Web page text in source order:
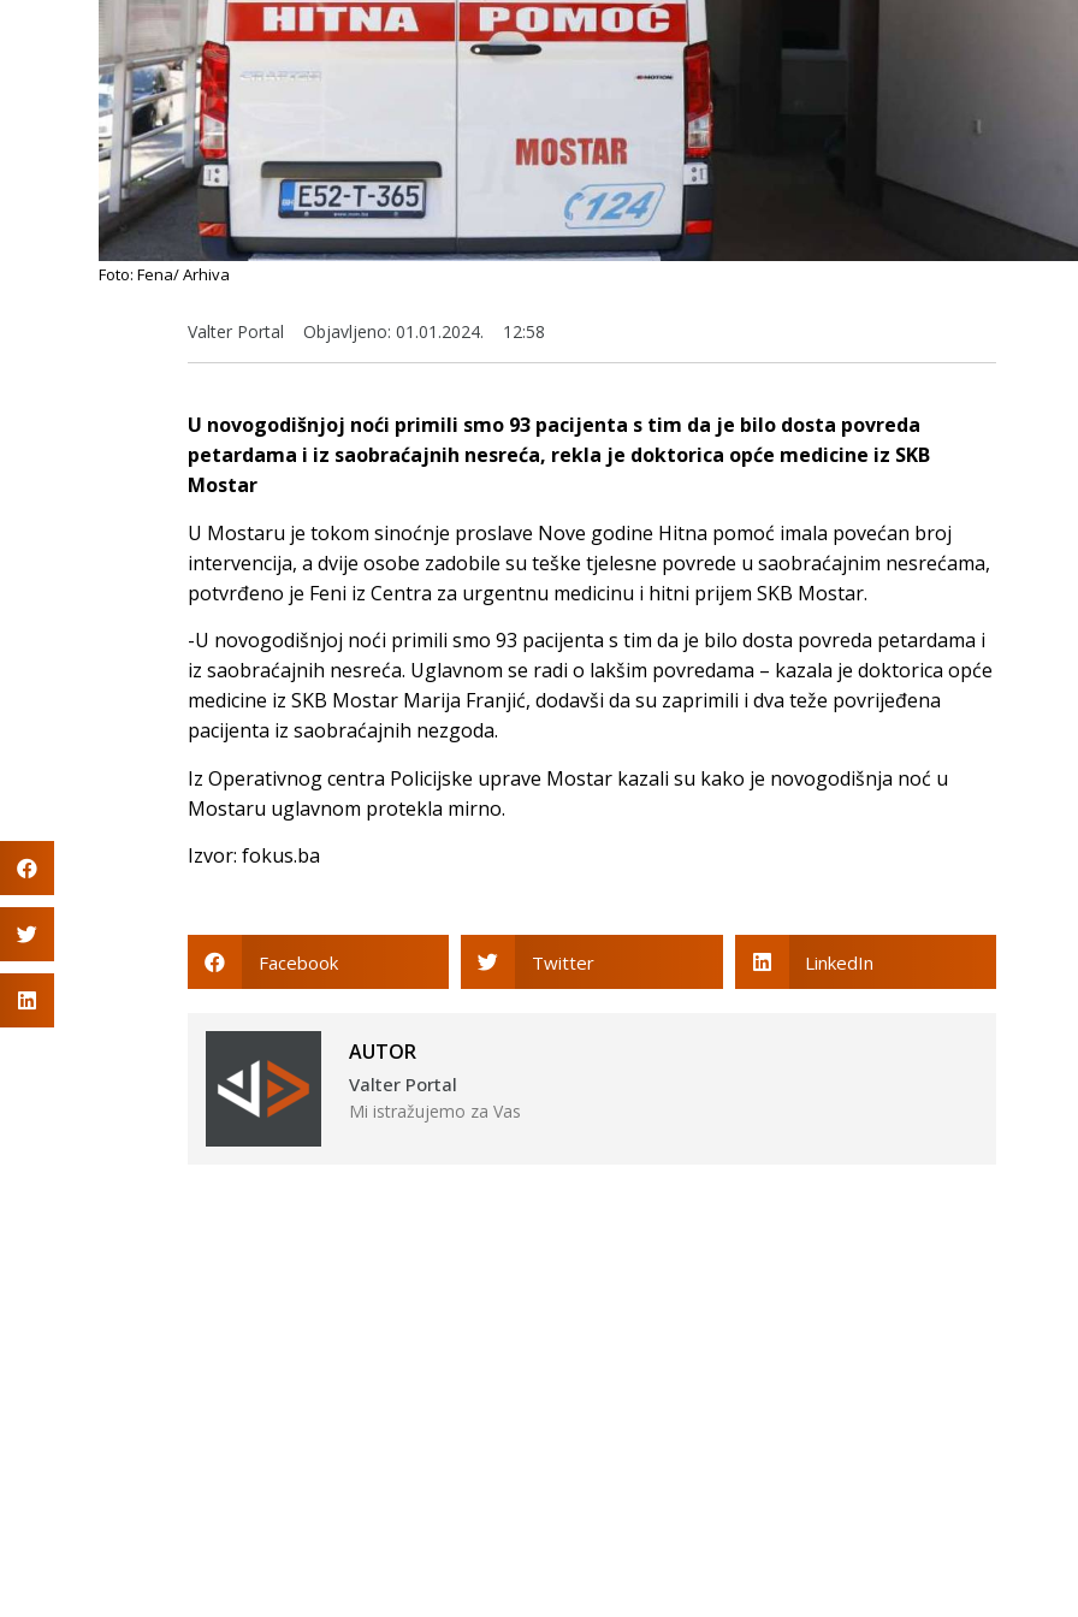
Foto: Fena/ Arhiva
Valter Portal Objavljeno: 01.01.2024. 12:58
U novogodišnjoj noći primili smo 93 pacijenta s tim da je bilo dosta povreda
petardama i iz saobraćajnih nesreća, rekla je doktorica opće medicine iz SKB
Mostar
U Mostaru je tokom sinoćnje proslave Nove godine Hitna pomoć imala povećan broj
intervencija, a dvije osobe zadobile su teške tjelesne povrede u saobraćajnim nesrećama,
potvrđeno je Feni iz Centra za urgentnu medicinu i hitni prijem SKB Mostar.
-U novogodišnjoj noći primili smo 93 pacijenta s tim da je bilo dosta povreda petardama i
iz saobraćajnih nesreća. Uglavnom se radi o lakšim povredama – kazala je doktorica opće
medicine iz SKB Mostar Marija Franjić, dodavši da su zaprimili i dva teže povrijeđena
pacijenta iz saobraćajnih nezgoda.
Iz Operativnog centra Policijske uprave Mostar kazali su kako je novogodišnja noć u
Mostaru uglavnom protekla mirno.
Izvor: fokus.ba
Facebook Twitter LinkedIn
AUTOR
Valter Portal
Mi istražujemo za Vas